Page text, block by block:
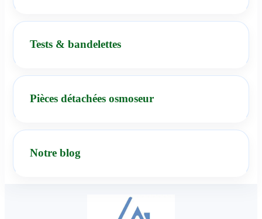
Tests & bandelettes
Pièces détachées osmoseur
Notre blog